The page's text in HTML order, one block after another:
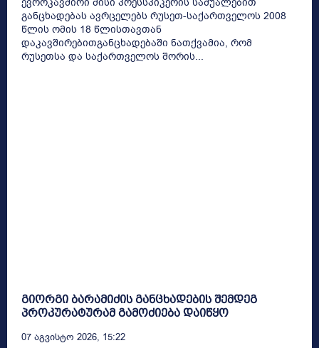
განცხადებას ავრცელებს რუსეთ-საქართველოს 2008
წლის ომის 18 წლისთავთან
დაკავშირებითგანცხადებაში ნათქვამია, რომ
რუსეთსა და საქართველოს შორის...
გიორგი ბარამიძის განცხადების შემდეგ
პროკურატურამ გამოძიება დაიწყო
07 Აგვისტო 2026, 15:22